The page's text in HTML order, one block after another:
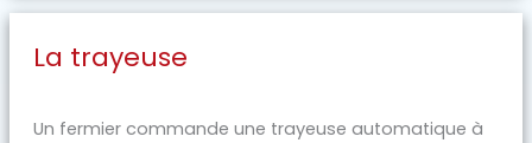
La trayeuse
Un fermier commande une trayeuse automatique à